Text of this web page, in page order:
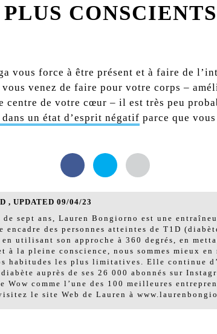
vous force à être présent et à faire de
venez de faire pour votre corps –
de votre cœur – il est très peu
un état d’esprit négatif parce que
, UPDATED 09/04/23
sept ans, Lauren Bongiorno est une
des personnes atteintes de T1D
utilisant son approche à 360 degrés, en
la pleine conscience, nous sommes mieux en
habitudes les plus limitatives. Elle continue
auprès de ses 26 000 abonnés sur
Wow comme l’une des 100 meilleures
le site Web de Lauren à